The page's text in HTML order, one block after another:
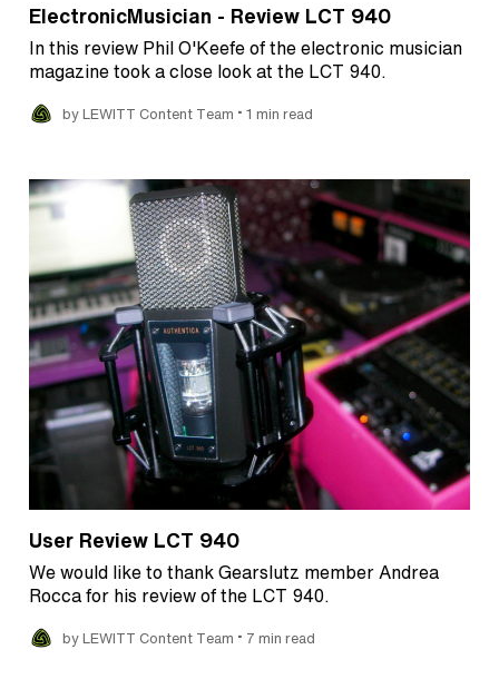
ElectronicMusician - Review LCT 940
In this review Phil O'Keefe of the electronic musician
magazine took a close look at the LCT 940.
by LEWITT Content Team • 1 min read
User Review LCT 940
We would like to thank Gearslutz member Andrea
Rocca for his review of the LCT 940.
by LEWITT Content Team • 7 min read